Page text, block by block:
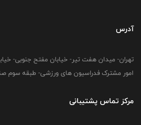
آدرس
امور مشترک فدراسیون های ورزشی- طبقه سوم صندوق
مرکز تماس پشتیبانی